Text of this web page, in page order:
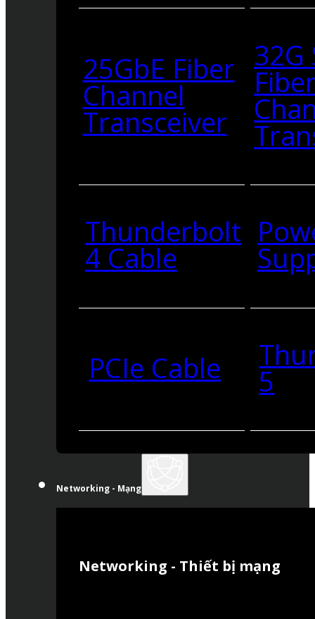
25GbE Fiber
Channel
Transceiver
32G
Thunderbolt
4 Cable
PCIe Cable 5
Networking - Mạng
Networking - Thiết bị mạng